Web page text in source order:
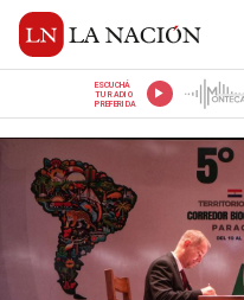
ESCUCHÁ
TU RADIO
PREFERIDA